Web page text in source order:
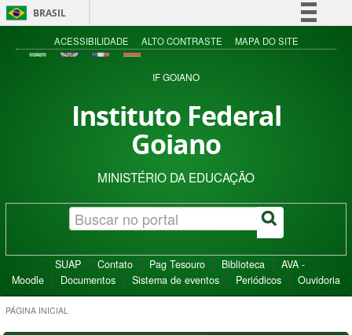
BRASIL
Simplifique!
Acesso à informação
ACESSIBILIDADE ALTO CONTRASTE MAPA DO SITE
IF GOIANO
Instituto Federal
Goiano
MINISTÉRIO DA EDUCAÇÃO
SUAP Contato Pag Tesouro Biblioteca
AVA -
Moodle
Documentos Sistema de eventos Periódicos Ouvidoria
PÁGINA INICIAL